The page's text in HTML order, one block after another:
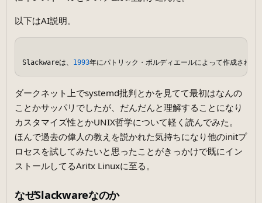
以下はAI説明。
Slackwareは、 1993年にパトリック・ボルディエールによって作成され
ダークネット上でsystemd批判とかを見てて最初はなんの
ことかサッパリでしたが、だんだんと理解することになり
カスタマイズ性とかUNIX哲学について軽く読んでみた。
ほんで過去の偉人の教えを説かれた気持ちになり他のinitプ
ロセスを試してみたいと思ったことがきっかけで既にイン
ストールしてるAritx Linuxに至る。
なぜSlackwareなのか